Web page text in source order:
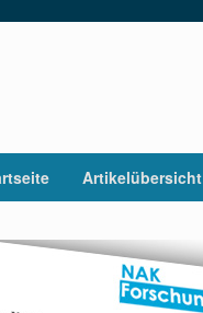
Artikelübersicht